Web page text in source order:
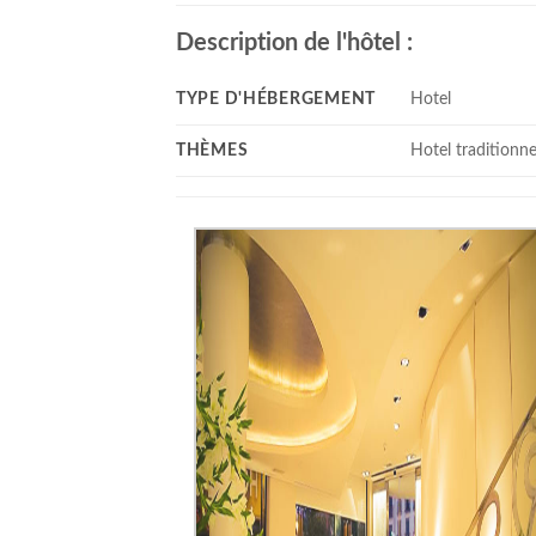
Description de l'hôtel :
TYPE D'HÉBERGEMENT Hotel
THÈMES Hotel